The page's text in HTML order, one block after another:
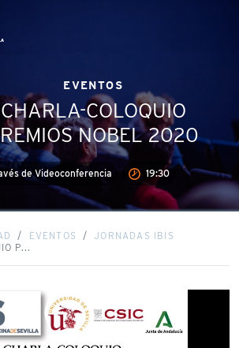
EVENTOS
CHARLA-COLOQUIO
NOBEL 2020
de Videoconferencia 19:30
EVENTOS
JORNADAS IBIS
P...